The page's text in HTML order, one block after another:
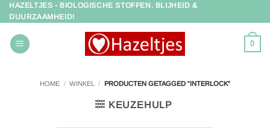
Ga
naar
inhoud
HAZELTJES - BIOLOGISCHE STOFFEN. BLIJHEID &
DUURZAAMHEID!
0
HOME / WINKEL / PRODUCTEN GETAGGED “INTERLOCK”
KEUZEHULP